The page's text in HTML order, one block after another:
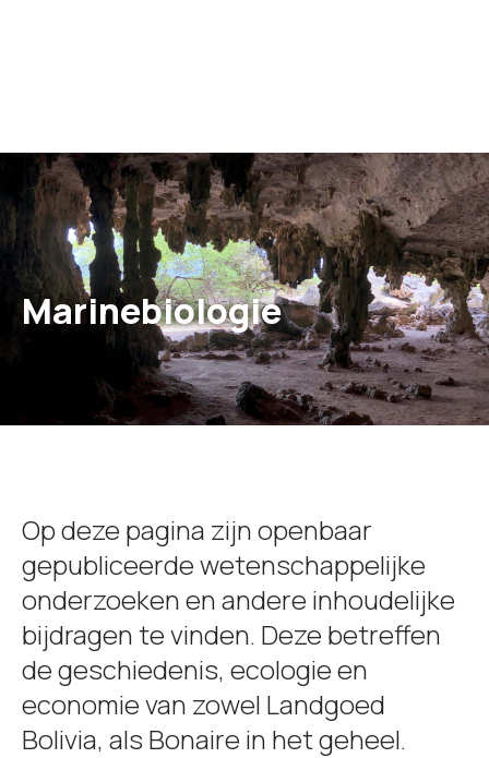
Marinebiologie
Op deze pagina zijn openbaar
gepubliceerde wetenschappelijke
onderzoeken en andere inhoudelijke
bijdragen te vinden. Deze betreffen
de geschiedenis, ecologie en
economie van zowel Landgoed
Bolivia, als Bonaire in het geheel.